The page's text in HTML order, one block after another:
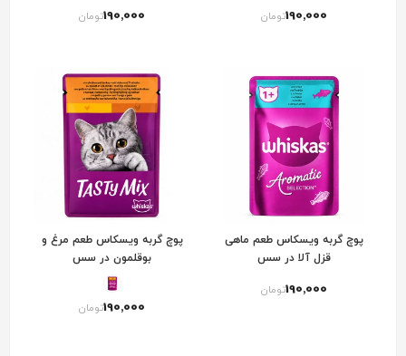
190٬000تومان 190٬000تومان
پوچ گربه ویسکاس طعم ماهی
قزل آلا در سس
190٬000تومان
پوچ گربه ویسکاس طعم مرغ و
بوقلمون در سس
190٬000تومان